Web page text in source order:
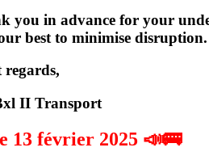
you in advance for your
best to minimise disruption.
regards,
II Transport
13 février 2025 📣🚌